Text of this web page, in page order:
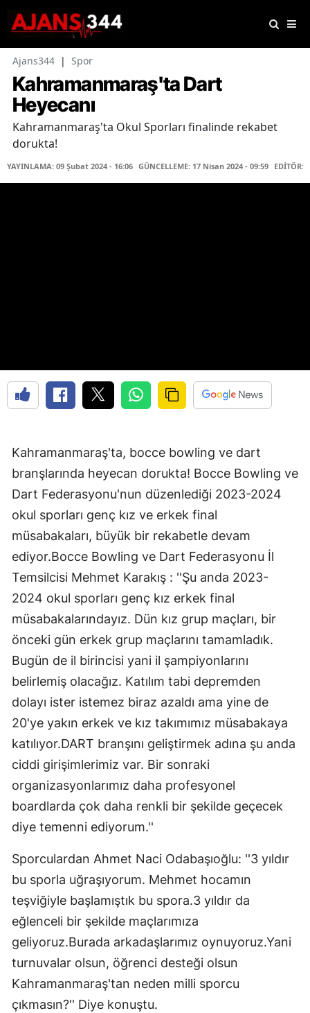
Ajans344 | Spor
Kahramanmaraş'ta Dart
Heyecanı
Kahramanmaraş'ta Okul Sporları finalinde rekabet
dorukta!
YAYINLAMA: 09 Şubat 2024 - 16:06 GÜNCELLEME: 17 Nisan 2024 - 09:59 EDİTÖR:
Kahramanmaraş'ta, bocce bowling ve dart
branşlarında heyecan dorukta! Bocce Bowling ve
Dart Federasyonu'nun düzenlediği 2023-2024
okul sporları genç kız ve erkek final
müsabakaları, büyük bir rekabetle devam
ediyor.Bocce Bowling ve Dart Federasyonu İl
Temsilcisi Mehmet Karakış : ''Şu anda 2023-
2024 okul sporları genç kız erkek final
müsabakalarındayız. Dün kız grup maçları, bir
önceki gün erkek grup maçlarını tamamladık.
Bugün de il birincisi yani il şampiyonlarını
belirlemiş olacağız. Katılım tabi depremden
dolayı ister istemez biraz azaldı ama yine de
20'ye yakın erkek ve kız takımımız müsabakaya
katılıyor.DART branşını geliştirmek adına şu anda
ciddi girişimlerimiz var. Bir sonraki
organizasyonlarımız daha profesyonel
boardlarda çok daha renkli bir şekilde geçecek
diye temenni ediyorum.''
Sporculardan Ahmet Naci Odabaşıoğlu: ''3 yıldır
bu sporla uğraşıyorum. Mehmet hocamın
teşviğiyle başlamıştık bu spora.3 yıldır da
eğlenceli bir şekilde maçlarımıza
geliyoruz.Burada arkadaşlarımız oynuyoruz.Yani
turnuvalar olsun, öğrenci desteği olsun
Kahramanmaraş'tan neden milli sporcu
çıkmasın?'' Diye konuştu.